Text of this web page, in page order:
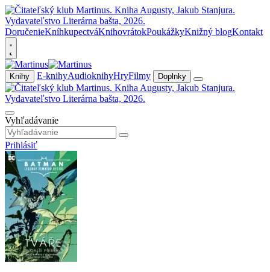
DoručenieKníhkupectváKnihovrátokPoukážkyKnižný blogKontakt
Knihy E-knihyAudioknihyHryFilmy Doplnky
Vyhľadávanie
Prihlásiť